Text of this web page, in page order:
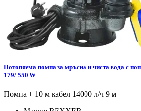
Потопяема помпа за мръсна и чиста вода с
179/ 550 W
Помпа + 10 м кабел 14000 л/ч 9 м